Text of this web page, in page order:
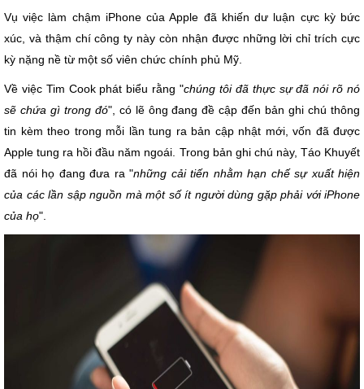
Vụ việc làm chậm iPhone của Apple đã khiến dư luận cực kỳ bức
xúc, và thậm chí công ty này còn nhận được những lời chỉ trích cực
kỳ nặng nề từ một số viên chức chính phủ Mỹ.
Về việc Tim Cook phát biểu rằng "chúng tôi đã thực sự đã nói rõ nó
sẽ chứa gì trong đó", có lẽ ông đang đề cập đến bản ghi chú thông
tin kèm theo trong mỗi lần tung ra bản cập nhật mới, vốn đã được
Apple tung ra hồi đầu năm ngoái. Trong bản ghi chú này, Táo Khuyết
đã nói họ đang đưa ra "những cải tiến nhằm hạn chế sự xuất hiện
của các lần sập nguồn mà một số ít người dùng gặp phải với iPhone
của họ".